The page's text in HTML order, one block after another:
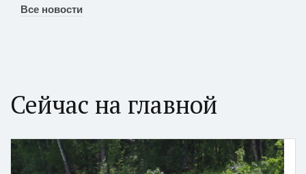
Все новости
Сейчас на главной